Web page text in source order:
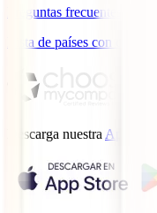
Preguntas frecuentes
Lista de países con
Descarga nuestra App.